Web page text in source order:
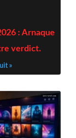
: Arnaque
verdict.
»